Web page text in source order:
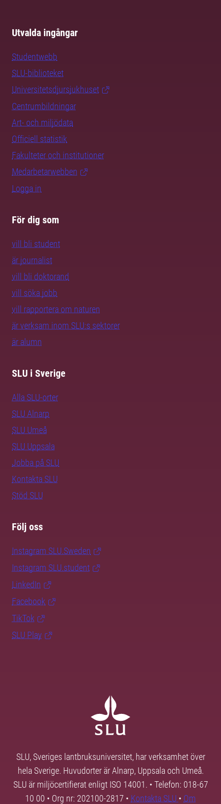
Utvalda ingångar
Studentwebb
SLU-biblioteket
Universitetsdjursjukhuset
Centrumbildningar
Art- och miljödata
Officiell statistik
Fakulteter och institutioner
Medarbetarwebben
Logga in
För dig som
vill bli student
är journalist
vill bli doktorand
vill söka jobb
vill rapportera om naturen
är verksam inom SLU:s sektorer
är alumn
SLU i Sverige
Alla SLU-orter
SLU Alnarp
SLU Umeå
SLU Uppsala
Jobba på SLU
Kontakta SLU
Stöd SLU
Följ oss
Instagram SLU.Sweden
Instagram SLU.student
LinkedIn
Facebook
TikTok
SLU Play
SLU, Sveriges lantbruksuniversitet, har verksamhet över
hela Sverige. Huvudorter är Alnarp, Uppsala och Umeå.
SLU är miljöcertifierat enligt ISO 14001. • Telefon: 018-67
10 00 • Org nr: 202100-2817 • Kontakta SLU • Om